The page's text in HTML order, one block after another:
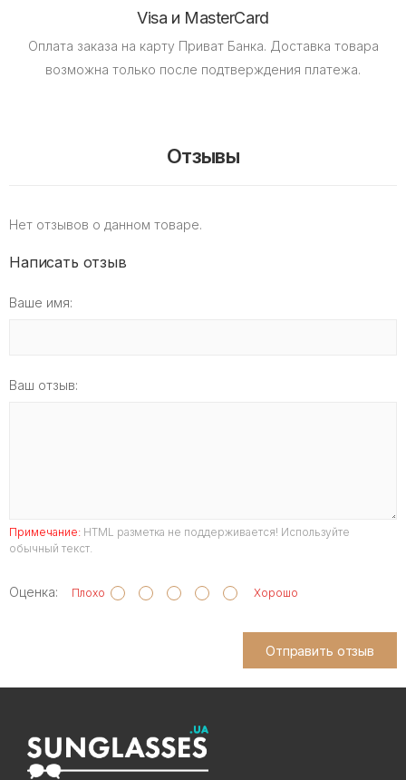
Visa и MasterCard
Оплата заказа на карту Приват Банка. Доставка товара
возможна только после подтверждения платежа.
Отзывы
Нет отзывов о данном товаре.
Написать отзыв
Ваше имя:
Ваш отзыв:
Примечание: HTML разметка не поддерживается! Используйте
обычный текст.
Оценка: Плохо Хорошо
Отправить отзыв